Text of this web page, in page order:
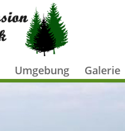
Umgebung Galerie